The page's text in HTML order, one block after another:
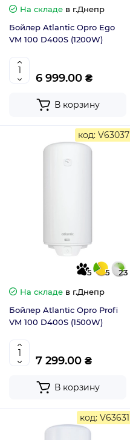
На складе в г.Днепр
Бойлер Atlantic Opro Ego
VM 100 D400S (1200W)
6 999.00 ₴
В корзину
код: V63037
5 5
23
На складе в г.Днепр
Бойлер Atlantic Opro Profi
VM 100 D400S (1500W)
7 299.00 ₴
В корзину
код: V63631